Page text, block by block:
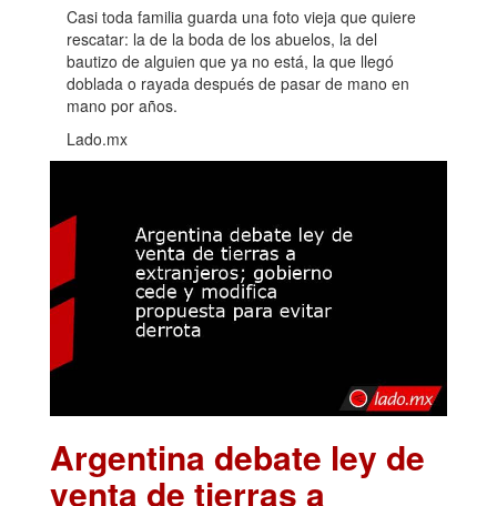
Casi toda familia guarda una foto vieja que quiere
rescatar: la de la boda de los abuelos, la del
bautizo de alguien que ya no está, la que llegó
doblada o rayada después de pasar de mano en
mano por años.
Lado.mx
Argentina debate ley de
venta de tierras a